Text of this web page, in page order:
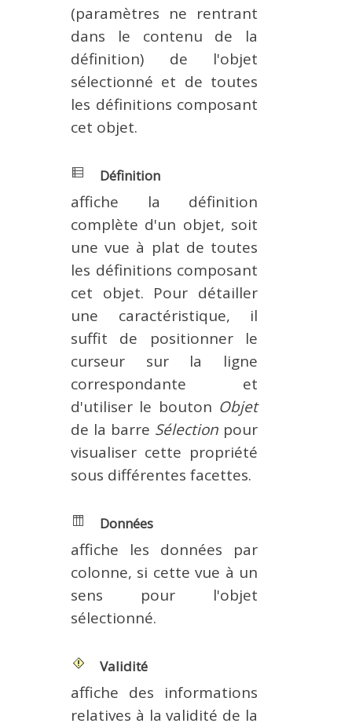
(paramètres ne rentrant
dans le contenu de la
définition) de l'objet
sélectionné et de toutes
les définitions composant
cet objet.
Définition
affiche la définition
complète d'un objet, soit
une vue à plat de toutes
les définitions composant
cet objet. Pour détailler
une caractéristique, il
suffit de positionner le
curseur sur la ligne
correspondante et
d'utiliser le bouton Objet
de la barre Sélection pour
visualiser cette propriété
sous différentes facettes.
Données
affiche les données par
colonne, si cette vue à un
sens pour l'objet
sélectionné.
Validité
affiche des informations
relatives à la validité de la